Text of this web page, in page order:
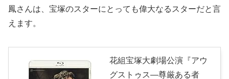
鳳さんは、宝塚のスターにとっても偉大なるスターだと言
えます。
花組宝塚大劇場公演『アウ
グストゥス―尊厳ある者